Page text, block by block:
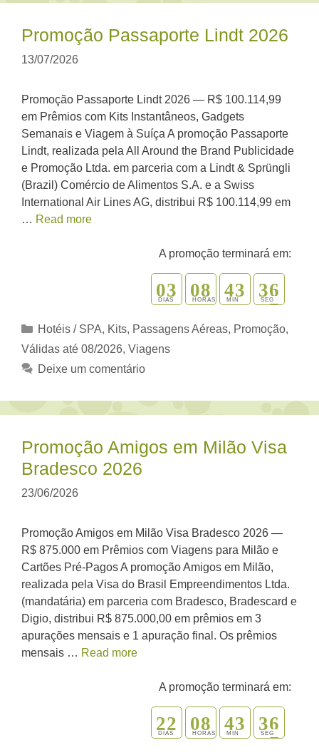
Promoção Passaporte Lindt 2026
13/07/2026
Promoção Passaporte Lindt 2026 — R$ 100.114,99
em Prêmios com Kits Instantâneos, Gadgets
Semanais e Viagem à Suíça A promoção Passaporte
Lindt, realizada pela All Around the Brand Publicidade
e Promoção Ltda. em parceria com a Lindt & Sprüngli
(Brazil) Comércio de Alimentos S.A. e a Swiss
International Air Lines AG, distribui R$ 100.114,99 em
… Read more
A promoção terminará em:
DIAS
03 HORAS
08 MIN
43 SEG
35
6
Categorias
Hotéis / SPA, Kits, Passagens Aéreas, Promoção,
Válidas até 08/2026, Viagens
Deixe um comentário
Promoção Amigos em Milão Visa
Bradesco 2026
23/06/2026
Promoção Amigos em Milão Visa Bradesco 2026 —
R$ 875.000 em Prêmios com Viagens para Milão e
Cartões Pré-Pagos A promoção Amigos em Milão,
realizada pela Visa do Brasil Empreendimentos Ltda.
(mandatária) em parceria com Bradesco, Bradescard e
Digio, distribui R$ 875.000,00 em prêmios em 3
apurações mensais e 1 apuração final. Os prêmios
mensais … Read more
A promoção terminará em:
DIAS
22 HORAS
08 MIN
43 SEG
35
6